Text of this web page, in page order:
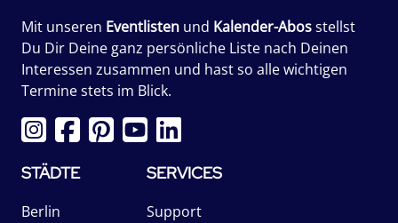
Mit unseren Eventlisten und Kalender-Abosstellst
Du Dir Deine ganz persönliche Liste nach Deinen
Interessen zusammen und hast so alle wichtigen
Termine stets im Blick.
STÄDTE
Berlin
SERVICES
Support